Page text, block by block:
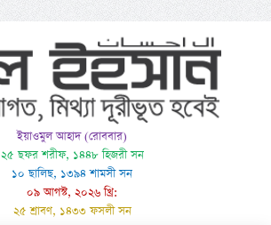
ইয়াওমুল আহাদ (রোববার)
২৫ ছফর শরীফ, ১৪৪৮ হিজরী সন
১০ ছালিছ, ১৩৯৪ শামসী সন
০৯ আগস্ট, ২০২৬ খ্রি:
২৫ শ্রাবণ, ১৪৩৩ ফসলী সন